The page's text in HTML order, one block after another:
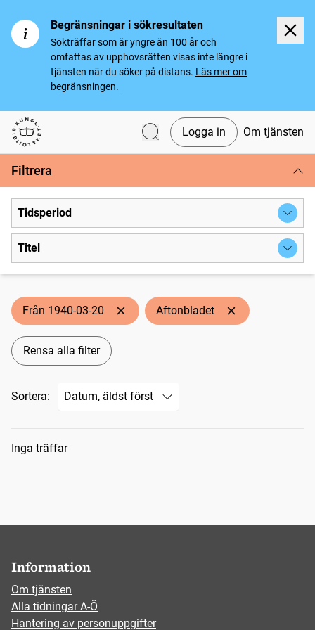
Begränsningar i sökresultaten
Sökträffar som är yngre än 100 år och
omfattas av upphovsrätten visas inte längre i
tjänsten när du söker på distans. Läs mer om
begränsningen.
Svenska tidningar
Logga in Om tjänsten
Filtrera
Tidsperiod
Titel
Från 1940-03-20 Aftonbladet
Rensa alla filter
Sortera:
Sökresultat
Inga träffar
Information
Om tjänsten
Alla tidningar A-Ö
Hantering av personuppgifter